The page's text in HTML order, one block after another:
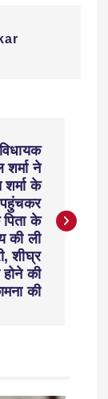
शर्मा ने
शर्मा के
पहुंचकर
के
की ली
शीघ्र
की
की